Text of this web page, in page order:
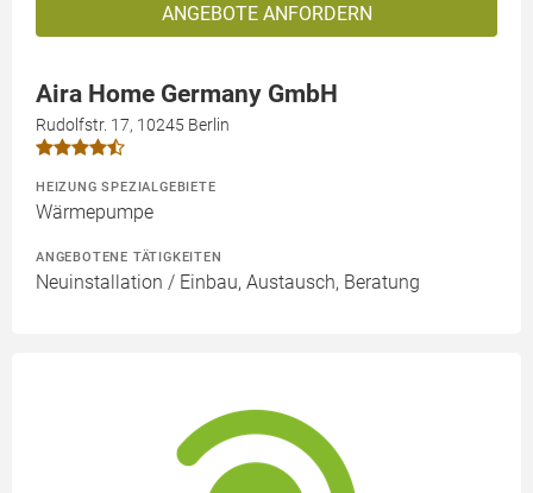
ANGEBOTE ANFORDERN
Aira Home Germany GmbH
Rudolfstr. 17, 10245 Berlin
HEIZUNG SPEZIALGEBIETE
Wärmepumpe
ANGEBOTENE TÄTIGKEITEN
Neuinstallation / Einbau, Austausch, Beratung